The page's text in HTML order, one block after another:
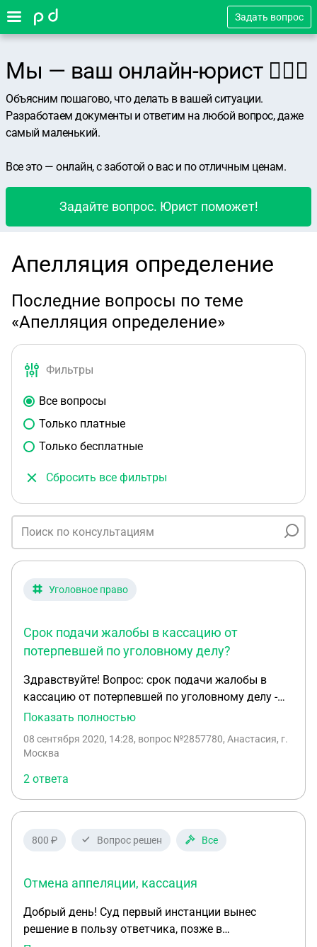
Задать вопрос
Мы — ваш онлайн-юрист 👨🏻‍⚖️
Объясним пошагово, что делать в вашей ситуации.
Разработаем документы и ответим на любой вопрос, даже
самый маленький.
Все это — онлайн, с заботой о вас и по отличным ценам.
Задайте вопрос. Юрист поможет!
Апелляция определение
Последние вопросы по теме
«Апелляция определение»
Фильтры
Все вопросы
Только платные
Только бесплатные
Сбросить все фильтры
Уголовное право
Срок подачи жалобы в кассацию от
потерпевшей по уголовному делу?
Здравствуйте! Вопрос: срок подачи жалобы в
кассацию от потерпевшей по уголовному делу -
год, считается со дня вынесения определения в
считается со дня подачи самой кассационной
Показать полностью
08 сентября 2020, 14:28, вопрос №2857780, Анастасия, г.
Москва
2 ответа
800 ₽ Вопрос решен Все
Отмена аппеляции, кассация
Добрый день! Суд первый инстанции вынес
решение в пользу ответчика, позже в